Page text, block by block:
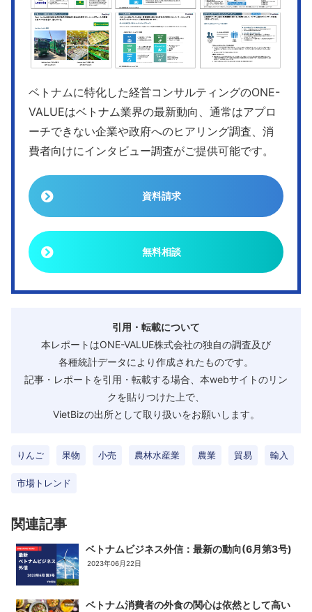
ベトナムに特化した経営コンサルティングのONE-
VALUEはベトナム業界の最新動向、通常はアプロ
ーチできない企業や政府へのヒアリング調査、消
費者向けにインタビュー調査がご提供可能です。
資料請求
無料相談
引用・転載について
本レポートはONE-VALUE株式会社の独自の調査及び
各種統計データにより作成されたものです。
記事・レポートを引用・転載する場合、本webサイトのリン
クを貼りつけた上で、
VietBizの出所として取り扱いをお願いします。
りんご 果物 小売 農林水産業 農業 貿易 輸入
市場トレンド
関連記事
ベトナムビジネス外信：最新の動向(6月第3号)
2023年06月22日
ベトナム消費者の外食の関心は依然として高い